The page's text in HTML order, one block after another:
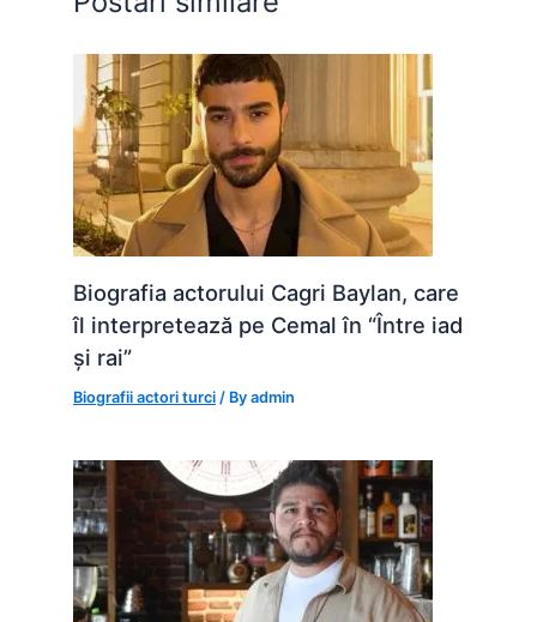
k
er
Biografia actorului Cagri Baylan, care
îl interpretează pe Cemal în “Între iad
și rai”
Biografii actori turci / Byadmin